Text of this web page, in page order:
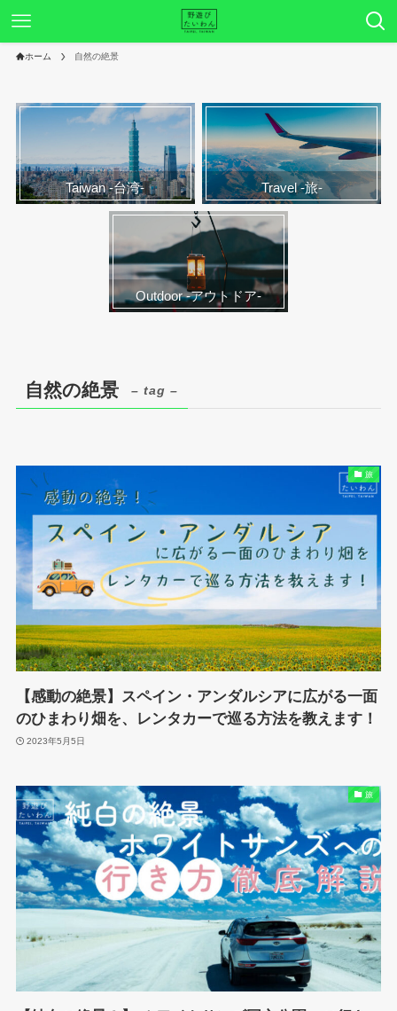
ホーム 自然の絶景
Taiwan -台湾- Travel -旅-
Outdoor -アウトドア-
自然の絶景 – tag –
旅
【感動の絶景】スペイン・アンダルシアに広がる一面
のひまわり畑を、レンタカーで巡る方法を教えます！
2023年5月5日
旅